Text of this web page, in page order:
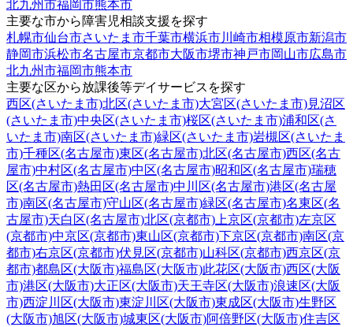
北九州市福岡市熊本市
主要な市から障害児相談支援を探す
札幌市仙台市さいたま市千葉市横浜市川崎市相模原市新潟市
静岡市浜松市名古屋市京都市大阪市堺市神戸市岡山市広島市
北九州市福岡市熊本市
主要な区から放課後等デイサービスを探す
西区(さいたま市)北区(さいたま市)大宮区(さいたま市)見沼区
(さいたま市)中央区(さいたま市)桜区(さいたま市)浦和区(さ
いたま市)南区(さいたま市)緑区(さいたま市)岩槻区(さいたま
市)千種区(名古屋市)東区(名古屋市)北区(名古屋市)西区(名古
屋市)中村区(名古屋市)中区(名古屋市)昭和区(名古屋市)瑞穂
区(名古屋市)熱田区(名古屋市)中川区(名古屋市)港区(名古屋
市)南区(名古屋市)守山区(名古屋市)緑区(名古屋市)名東区(名
古屋市)天白区(名古屋市)北区(京都市) 上京区(京都市)左京区
(京都市)中京区(京都市)東山区(京都市)下京区(京都市)南区(京
都市)右京区(京都市)伏見区(京都市)山科区(京都市)西京区(京
都市)都島区(大阪市)福島区(大阪市)此花区(大阪市)西区(大阪
市)港区(大阪市)大正区(大阪市)天王寺区(大阪市)浪速区(大阪
市)西淀川区(大阪市)東淀川区(大阪市)東成区(大阪市)生野区
(大阪市)旭区(大阪市)城東区(大阪市)阿倍野区(大阪市)住吉区